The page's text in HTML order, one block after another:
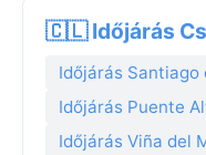
🇨🇱 Időjárás
Időjárás Santiago
Időjárás Puente
Időjárás Viña del